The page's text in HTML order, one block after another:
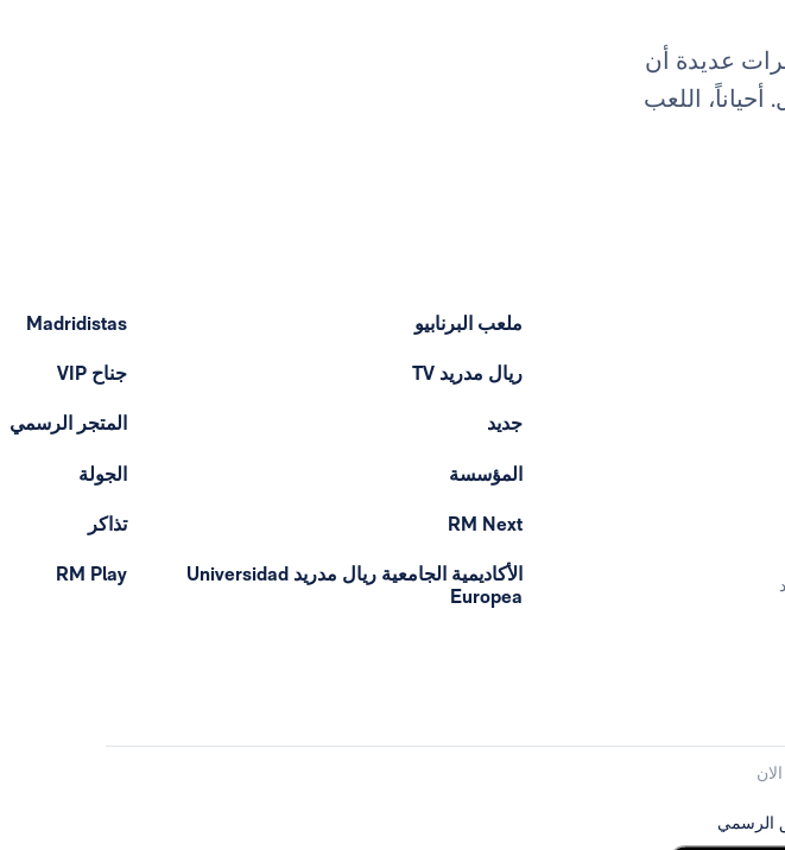
عديدة أن
اللعب
ملعب البرنابيو
ريال مدريد TV
جديد
المؤسسة
RM Next
الأكاديمية الجامعية ريال مدريد Universidad
Europea
Madridistas
جناح VIP
المتجر الرسمي
الجولة
تذاكر
RM Play
الرسمي